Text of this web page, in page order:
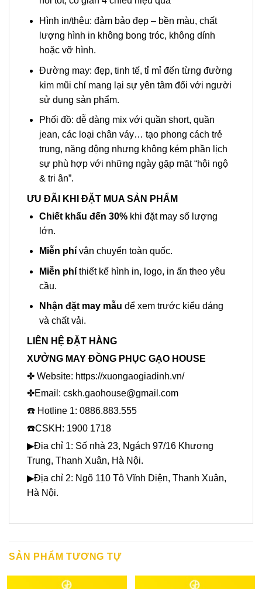
Hình in/thêu: đảm bảo đẹp – bền màu, chất
lượng hình in không bong tróc, không dính
hoặc vỡ hình.
Đường may: đẹp, tinh tế, tỉ mỉ đến từng đường
kim mũi chỉ mang lại sự yên tâm đối với người
sử dụng sản phẩm.
Phối đồ: dễ dàng mix với quần short, quần
jean, các loại chân váy… tạo phong cách trẻ
trung, năng động nhưng không kém phần lịch
sự phù hợp với những ngày gặp mặt “hội ngộ
& tri ân”.
ƯU ĐÃI KHI ĐẶT MUA SẢN PHẨM
Chiết khấu đến 30%khi đặt may số lượng
lớn.
Miễn phí vận chuyển toàn quốc.
Miễn phíthiết kế hình in, logo, in ấn theo yêu
cầu.
Nhận đặt may mẫu để xem trước kiểu dáng
và chất vải.
LIÊN HỆ ĐẶT HÀNG
XƯỞNG MAY ĐỒNG PHỤC GẠO HOUSE
✤ Website: https://xuongaogiadinh.vn/
✤Email: cskh.gaohouse@gmail.com
☎️ Hotline 1: 0886.883.555
☎️CSKH: 1900 1718
▶Địa chỉ 1: Số nhà 23, Ngách 97/16 Khương
Trung, Thanh Xuân, Hà Nội.
▶Địa chỉ 2: Ngõ 110 Tô Vĩnh Diện, Thanh Xuân,
Hà Nội.
SẢN PHẨM TƯƠNG TỰ